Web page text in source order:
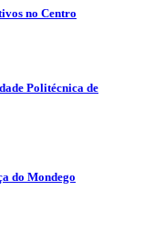
no Centro
Politécnica de
do Mondego